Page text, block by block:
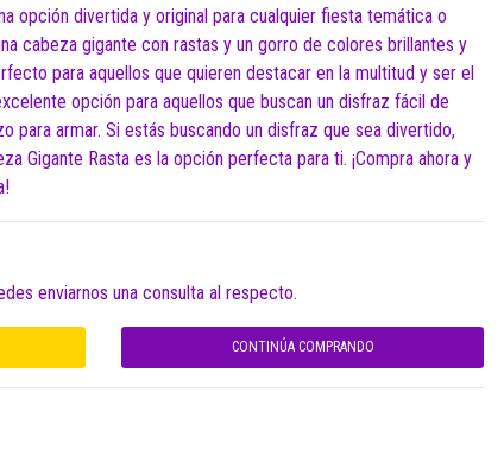
opción divertida y original para cualquier fiesta temática o
cabeza gigante con rastas y un gorro de colores brillantes y
para aquellos que quieren destacar en la multitud y ser el
opción para aquellos que buscan un disfraz fácil de
para armar. Si estás buscando un disfraz que sea divertido,
Gigante Rasta es la opción perfecta para ti. ¡Compra ahora y
enviarnos una consulta al respecto.
CONTINÚA COMPRANDO